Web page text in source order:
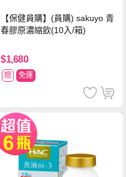
【保健員購】(員購) sakuyo 青
春膠原濃縮飲(10入/箱)
$1,680
贈 免運